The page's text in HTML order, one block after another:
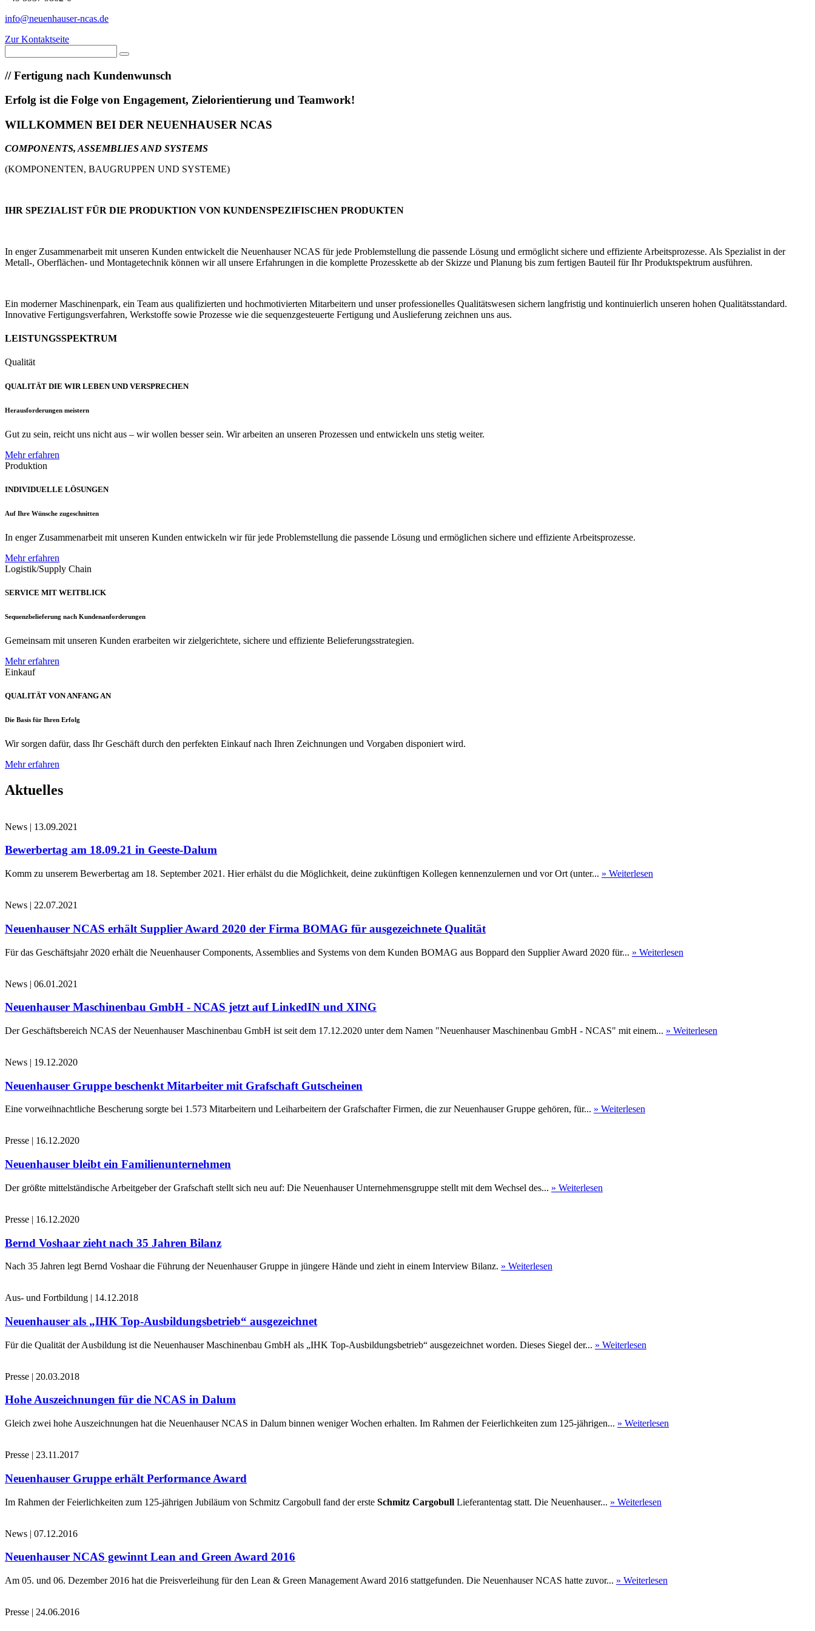
info@neuenhauser-ncas.de
Zur Kontaktseite
//Fertigung nach Kundenwunsch
Erfolg ist die Folge von Engagement, Zielorientierung und Teamwork!
WILLKOMMEN BEI DER NEUENHAUSER NCAS
COMPONENTS, ASSEMBLIES AND SYSTEMS
(KOMPONENTEN, BAUGRUPPEN UND SYSTEME)
IHR SPEZIALIST FÜR DIE PRODUKTION VON KUNDENSPEZIFISCHEN PRODUKTEN
In enger Zusammenarbeit mit unseren Kunden entwickelt die Neuenhauser NCAS für jede Problemstellung die passende Lösung und ermöglicht sichere und effiziente Arbeitsprozesse. Als Spezialist in der
Metall-, Oberflächen- und Montagetechnik können wir all unsere Erfahrungen in die komplette Prozesskette ab der Skizze und Planung bis zum fertigen Bauteil für Ihr Produktspektrum ausführen.
Ein moderner Maschinenpark, ein Team aus qualifizierten und hochmotivierten Mitarbeitern und unser professionelles Qualitätswesen sichern langfristig und kontinuierlich unseren hohen Qualitätsstandard.
Innovative Fertigungsverfahren, Werkstoffe sowie Prozesse wie die sequenzgesteuerte Fertigung und Auslieferung zeichnen uns aus.
LEISTUNGSSPEKTRUM
Qualität
QUALITÄT DIE WIR LEBEN UND VERSPRECHEN
Herausforderungen meistern
Gut zu sein, reicht uns nicht aus – wir wollen besser sein. Wir arbeiten an unseren Prozessen und entwickeln uns stetig weiter.
Mehr erfahren
Produktion
INDIVIDUELLE LÖSUNGEN
Auf Ihre Wünsche zugeschnitten
In enger Zusammenarbeit mit unseren Kunden entwickeln wir für jede Problemstellung die passende Lösung und ermöglichen sichere und effiziente Arbeitsprozesse.
Mehr erfahren
Logistik/Supply Chain
SERVICE MIT WEITBLICK
Sequenzbelieferung nach Kundenanforderungen
Gemeinsam mit unseren Kunden erarbeiten wir zielgerichtete, sichere und effiziente Belieferungsstrategien.
Mehr erfahren
Einkauf
QUALITÄT VON ANFANG AN
Die Basis für Ihren Erfolg
Wir sorgen dafür, dass Ihr Geschäft durch den perfekten Einkauf nach Ihren Zeichnungen und Vorgaben disponiert wird.
Mehr erfahren
Aktuelles
News | 13.09.2021
Bewerbertag am 18.09.21 in Geeste-Dalum
Komm zu unserem Bewerbertag am 18. September 2021. Hier erhälst du die Möglichkeit, deine zukünftigen Kollegen kennenzulernen und vor Ort (unter... » Weiterlesen
News | 22.07.2021
Neuenhauser NCAS erhält Supplier Award 2020 der Firma BOMAG für ausgezeichnete Qualität
Für das Geschäftsjahr 2020 erhält die Neuenhauser Components, Assemblies and Systems von dem Kunden BOMAG aus Boppard den Supplier Award 2020 für... » Weiterlesen
News | 06.01.2021
Neuenhauser Maschinenbau GmbH - NCAS jetzt auf LinkedIN und XING
Der Geschäftsbereich NCAS der Neuenhauser Maschinenbau GmbH ist seit dem 17.12.2020 unter dem Namen "Neuenhauser Maschinenbau GmbH - NCAS" mit einem... » Weiterlesen
News | 19.12.2020
Neuenhauser Gruppe beschenkt Mitarbeiter mit Grafschaft Gutscheinen
Eine vorweihnachtliche Bescherung sorgte bei 1.573 Mitarbeitern und Leiharbeitern der Grafschafter Firmen, die zur Neuenhauser Gruppe gehören, für... » Weiterlesen
Presse | 16.12.2020
Neuenhauser bleibt ein Familienunternehmen
Der größte mittelständische Arbeitgeber der Grafschaft stellt sich neu auf: Die Neuenhauser Unternehmensgruppe stellt mit dem Wechsel des... » Weiterlesen
Presse | 16.12.2020
Bernd Voshaar zieht nach 35 Jahren Bilanz
Nach 35 Jahren legt Bernd Voshaar die Führung der Neuenhauser Gruppe in jüngere Hände und zieht in einem Interview Bilanz. » Weiterlesen
Aus- und Fortbildung | 14.12.2018
Neuenhauser als „IHK Top-Ausbildungsbetrieb“ ausgezeichnet
Für die Qualität der Ausbildung ist die Neuenhauser Maschinenbau GmbH als „IHK Top-Ausbildungsbetrieb“ ausgezeichnet worden. Dieses Siegel der... » Weiterlesen
Presse | 20.03.2018
Hohe Auszeichnungen für die NCAS in Dalum
Gleich zwei hohe Auszeichnungen hat die Neuenhauser NCAS in Dalum binnen weniger Wochen erhalten. Im Rahmen der Feierlichkeiten zum 125-jährigen... » Weiterlesen
Presse | 23.11.2017
Neuenhauser Gruppe erhält Performance Award
Im Rahmen der Feierlichkeiten zum 125-jährigen Jubiläum von Schmitz Cargobull fand der erste Schmitz Cargobull Lieferantentag statt. Die Neuenhauser... » Weiterlesen
News | 07.12.2016
Neuenhauser NCAS gewinnt Lean and Green Award 2016
Am 05. und 06. Dezember 2016 hat die Preisverleihung für den Lean & Green Management Award 2016 stattgefunden. Die Neuenhauser NCAS hatte zuvor... » Weiterlesen
Presse | 24.06.2016